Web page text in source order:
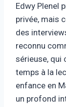
Edwy Plenel
privée, mais
des
reconnu
sérieuse, qui
temps à la
enfance en
un profond